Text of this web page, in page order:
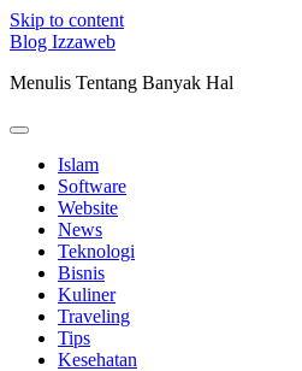
Skip to content
Blog Izzaweb
Menulis Tentang Banyak Hal
Islam
Software
Website
News
Teknologi
Bisnis
Kuliner
Traveling
Tips
Kesehatan